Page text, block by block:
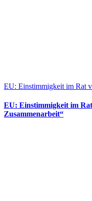
EU: Einstimmigkeit im Rat
EU: Einstimmigkeit im
Zusammenarbeit“